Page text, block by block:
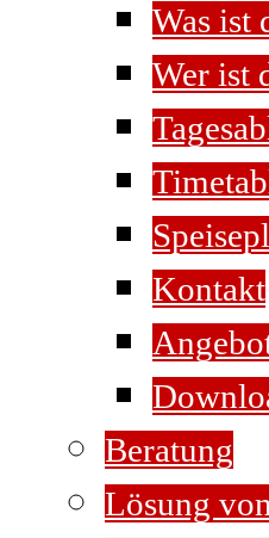
Was ist
Wer ist
Kontakt
Beratung
Lösung